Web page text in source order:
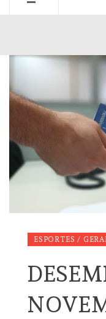
ESPORTES /